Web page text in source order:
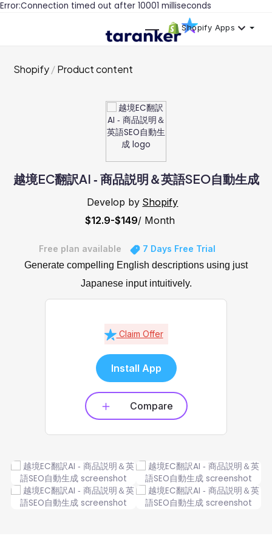
Error:Connection timed out after 10001 milliseconds
Shopify Apps
Shopify Product content
越境EC翻訳AI ‑ 商品説明＆英語SEO自動生成
Develop by Shopify
$12.9-$149/ Month
Free plan available
7 Days Free Trial
Generate compelling English descriptions using just
Japanese input intuitively.
Claim Offer
Install App
Compare